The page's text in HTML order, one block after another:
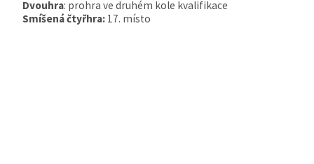
Dvouhra: prohra ve druhém kole kvalifikace
Smíšená čtyřhra: 17. místo